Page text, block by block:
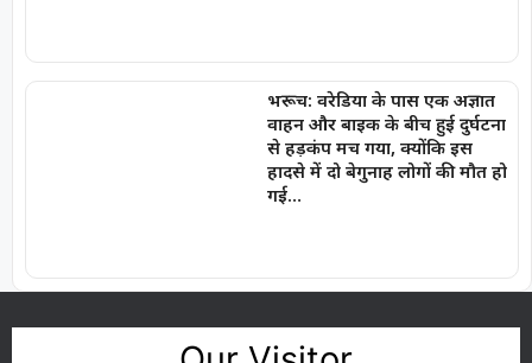
भरूच: वरेडिया के पास एक अज्ञात
वाहन और बाइक के बीच हुई दुर्घटना
से हड़कंप मच गया, क्योंकि इस
हादसे में दो बेगुनाह लोगों की मौत हो
गई…